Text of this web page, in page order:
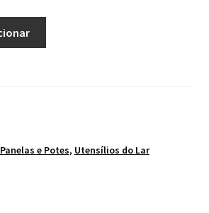
Panelas e Potes, Utensílios do Lar